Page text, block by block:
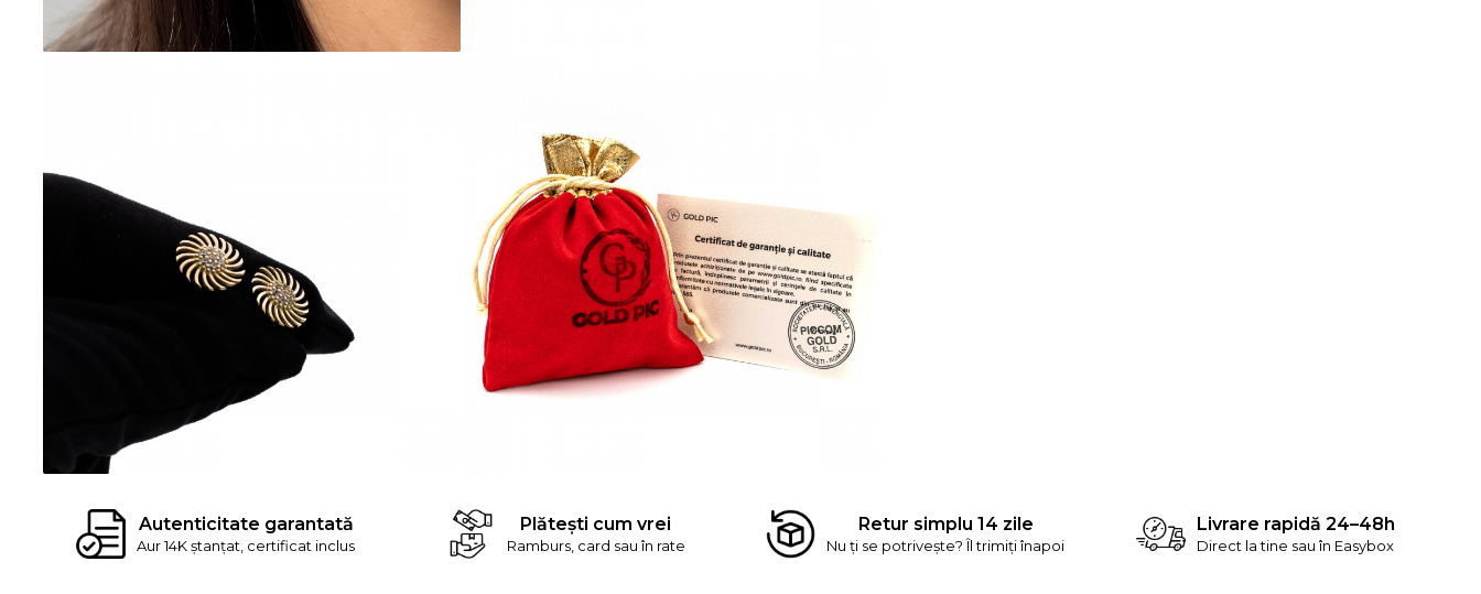
Autenticitate garantată
Aur 14K ștanțat, certificat inclus
Plătești cum vrei
Ramburs, card sau în rate
Retur simplu 14 zile
Nu ți se potrivește? Îl trimiți înapoi
Livrare rapidă 24–48h
Direct la tine sau în Easybox